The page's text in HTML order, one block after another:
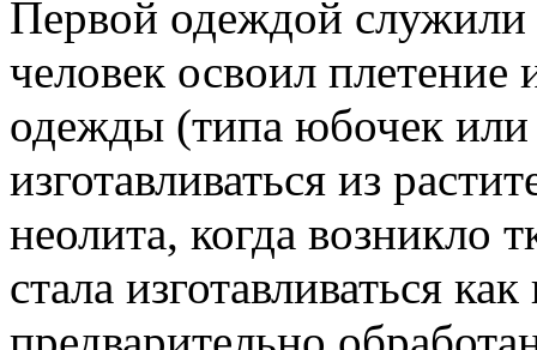
Первой одеждой
человек освоил плетение
одежды (типа юбочек или
изготавливаться из
неолита, когда возникло
стала изготавливаться